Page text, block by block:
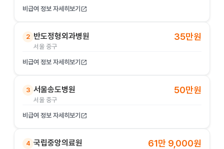
비급여 정보 자세히보기 open_in_new
2 반도정형외과병원
서울 중구
35만원
비급여 정보 자세히보기 open_in_new
3 서울송도병원
서울 중구
50만원
비급여 정보 자세히보기 open_in_new
4 국립중앙의료원 61만 9,000원